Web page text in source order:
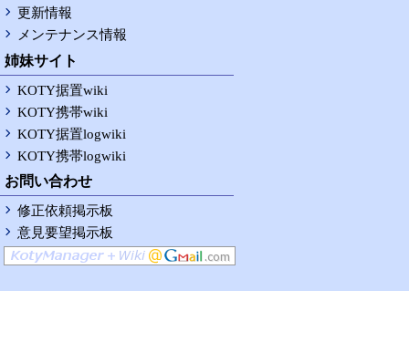
更新情報
メンテナンス情報
姉妹サイト
KOTY据置wiki
KOTY携帯wiki
KOTY据置logwiki
KOTY携帯logwiki
お問い合わせ
修正依頼掲示板
意見要望掲示板